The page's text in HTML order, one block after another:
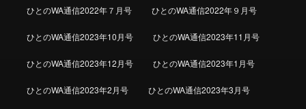
ひとのWA通信2022年７月号 ひとのWA通信2022年９月号
ひとのWA通信2023年10月号 ひとのWA通信2023年11月号
ひとのWA通信2023年12月号 ひとのWA通信2023年1月号
ひとのWA通信2023年2月号 ひとのWA通信2023年3月号